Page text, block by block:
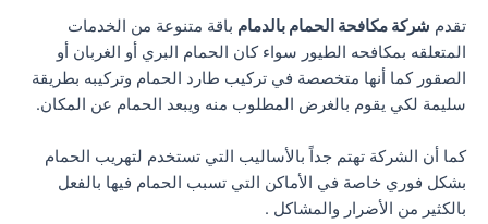
تقدم شركة مكافحة الحمام بالدمام باقة متنوعة من الخدمات
المتعلقه بمكافحه الطيور سواء كان الحمام البري أو الغربان أو
الصقور كما أنها متخصصة في تركيب طارد الحمام وتركيبه بطريقة
سليمة لكي يقوم بالغرض المطلوب منه ويبعد الحمام عن المكان.
كما أن الشركة تهتم جداً بالأساليب التي تستخدم لتهريب الحمام
بشكل فوري خاصة في الأماكن التي تسبب الحمام فيها بالفعل
بالكثير من الأضرار والمشاكل .